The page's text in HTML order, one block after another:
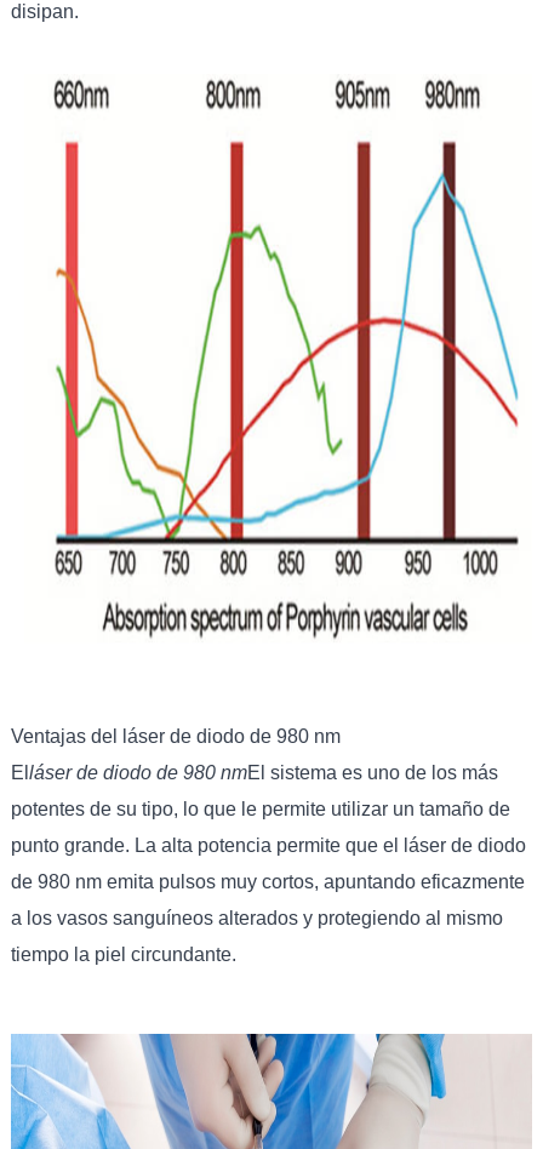
disipan.
Ventajas del láser de diodo de 980 nm
El láser de diodo de 980 nmEl sistema es uno de los más
potentes de su tipo, lo que le permite utilizar un tamaño de
punto grande. La alta potencia permite que el láser de diodo
de 980 nm emita pulsos muy cortos, apuntando eficazmente
a los vasos sanguíneos alterados y protegiendo al mismo
tiempo la piel circundante.